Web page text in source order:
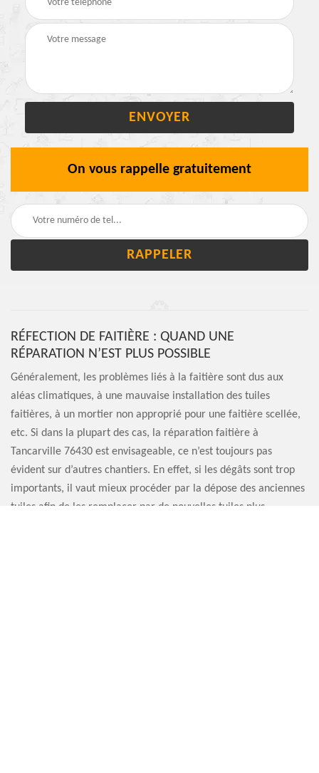
On vous rappelle gratuitement
RÉFECTION DE FAITIÈRE : QUAND UNE
RÉPARATION N’EST PLUS POSSIBLE
Généralement, les problèmes liés à la faitière sont dus aux
aléas climatiques, à une mauvaise installation des tuiles
faitières, à un mortier non approprié pour une faitière scellée,
etc. Si dans la plupart des cas, la réparation faitière à
Tancarville 76430 est envisageable, ce n’est toujours pas
évident sur d’autres chantiers. En effet, si les dégâts sont trop
importants, il vaut mieux procéder par la dépose des anciennes
tuiles afin de les remplacer par de nouvelles tuiles plus